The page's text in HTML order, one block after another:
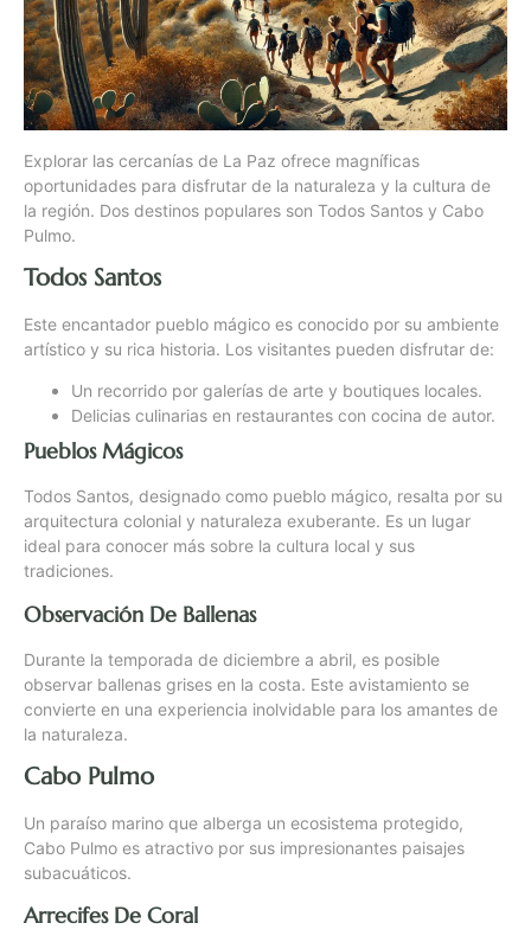
Explorar las cercanías de La Paz ofrece magníficas
oportunidades para disfrutar de la naturaleza y la cultura de
la región. Dos destinos populares son Todos Santos y Cabo
Pulmo.
Todos Santos
Este encantador pueblo mágico es conocido por su ambiente
artístico y su rica historia. Los visitantes pueden disfrutar de:
Un recorrido por galerías de arte y boutiques locales.
Delicias culinarias en restaurantes con cocina de autor.
Pueblos Mágicos
Todos Santos, designado como pueblo mágico, resalta por su
arquitectura colonial y naturaleza exuberante. Es un lugar
ideal para conocer más sobre la cultura local y sus
tradiciones.
Observación De Ballenas
Durante la temporada de diciembre a abril, es posible
observar ballenas grises en la costa. Este avistamiento se
convierte en una experiencia inolvidable para los amantes de
la naturaleza.
Cabo Pulmo
Un paraíso marino que alberga un ecosistema protegido,
Cabo Pulmo es atractivo por sus impresionantes paisajes
subacuáticos.
Arrecifes De Coral